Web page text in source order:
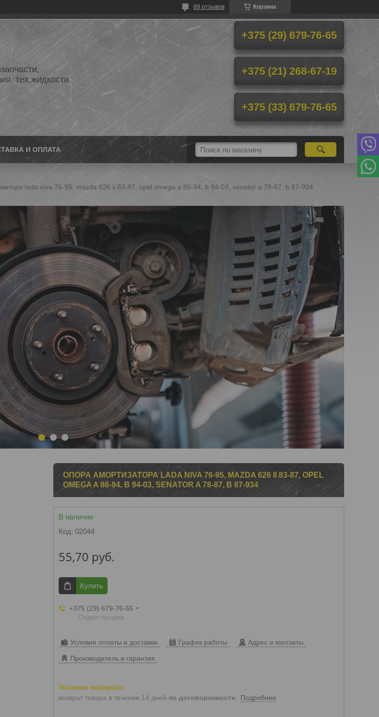
Корзина
89 отзывов
тех.жидкости
+375 (29) 679-76-65
+375 (21) 268-67-19
+375 (33) 679-76-65
И ОПЛАТА
lada niva 76-95, mazda 626 ii 83-87, opel omega a 86-94, b 94-03, senator a 78-87, b 87-934
ОПОРА АМОРТИЗАТОРА LADA NIVA 76-95, MAZDA 626 II 83-87, OPEL
OMEGA A 86-94, B 94-03, SENATOR A 78-87, B 87-934
В наличии
Код: 02044
55,70 руб.
Купить
+375 (29) 679-76-65
Отдел продаж
Условия оплаты и доставки График работы Адрес и контакты
Производитель и гарантия
возврат товара в течение 14 дней по договоренности Подробнее